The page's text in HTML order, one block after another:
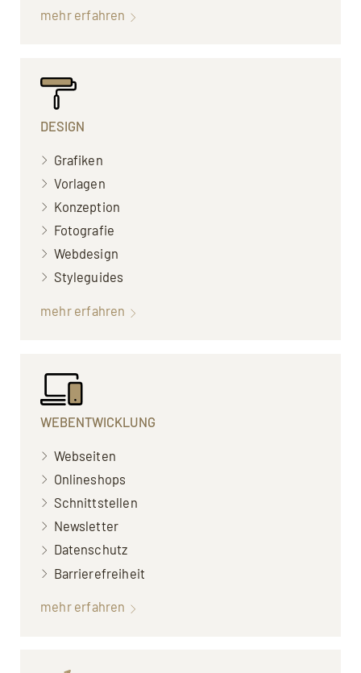
mehr erfahren
DESIGN
Grafiken
Vorlagen
Konzeption
Fotografie
Webdesign
Styleguides
mehr erfahren
WEBENTWICKLUNG
Webseiten
Onlineshops
Schnittstellen
Newsletter
Datenschutz
Barrierefreiheit
mehr erfahren